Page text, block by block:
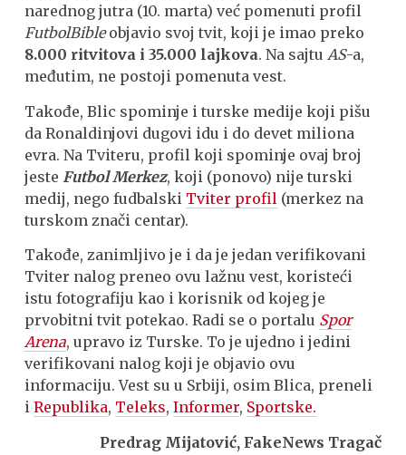
narednog jutra (10. marta) već pomenuti profil
FutbolBibleobjavio svoj tvit, koji je imao preko
8.000 ritvitova i 35.000 lajkova. Na sajtuAS-a,
međutim, ne postoji pomenuta vest.
Takođe, Blic spominje i turske medije koji pišu
da Ronaldinjovi dugovi idu i do devet miliona
evra. Na Tviteru, profil koji spominje ovaj broj
jeste Futbol Merkez, koji (ponovo) nije turski
medij, nego fudbalski Tviter profil (merkez na
turskom znači centar).
Takođe, zanimljivo je i da je jedan verifikovani
Tviter nalog preneo ovu lažnu vest, koristeći
istu fotografiju kao i korisnik od kojeg je
prvobitni tvit potekao. Radi se o portalu Spor
Arena, upravo iz Turske. To je ujedno i jedini
verifikovani nalog koji je objavio ovu
informaciju. Vest su u Srbiji, osim Blica, preneli
iRepublika, Teleks,Informer, Sportske.
Predrag Mijatović, FakeNews Tragač